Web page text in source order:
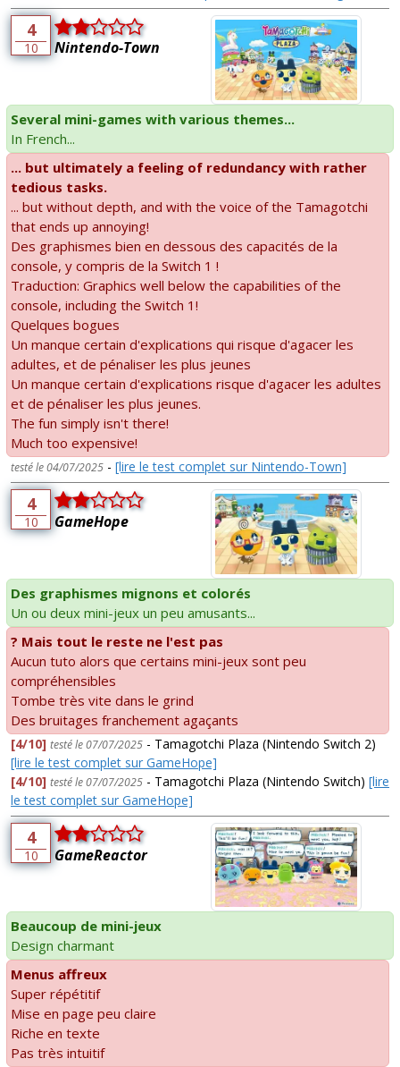
4
10 Nintendo-Town
Several mini-games with various themes...
In French...
... but ultimately a feeling of redundancy with rather
tedious tasks.
... but without depth, and with the voice of the Tamagotchi
that ends up annoying!
Des graphismes bien en dessous des capacités de la
console, y compris de la Switch 1 !
Traduction: Graphics well below the capabilities of the
console, including the Switch 1!
Quelques bogues
Un manque certain d'explications qui risque d'agacer les
adultes, et de pénaliser les plus jeunes
Un manque certain d'explications risque d'agacer les adultes
et de pénaliser les plus jeunes.
The fun simply isn't there!
Much too expensive!
testé le 04/07/2025 - [lire le test complet sur Nintendo-Town]
4
10 GameHope
Des graphismes mignons et colorés
Un ou deux mini-jeux un peu amusants...
? Mais tout le reste ne l'est pas
Aucun tuto alors que certains mini-jeux sont peu
compréhensibles
Tombe très vite dans le grind
Des bruitages franchement agaçants
[4/10] testé le 07/07/2025 - Tamagotchi Plaza (Nintendo Switch 2)
[lire le test complet sur GameHope]
[4/10] testé le 07/07/2025 - Tamagotchi Plaza (Nintendo Switch) [lire
le test complet sur GameHope]
4
10 GameReactor
Beaucoup de mini-jeux
Design charmant
Menus affreux
Super répétitif
Mise en page peu claire
Riche en texte
Pas très intuitif